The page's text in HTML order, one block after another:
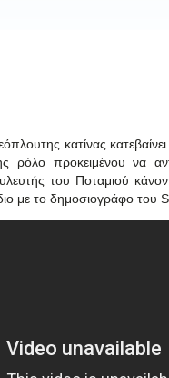
κατίνας
προκειμένου να
του Ποταμιού
με το δημοσιογράφο του